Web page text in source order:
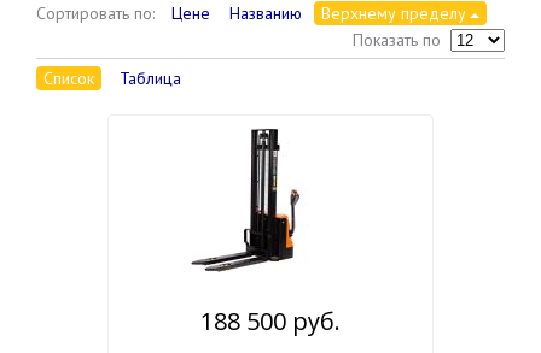
Сортировать по: Цене Названию
Верхнему пределу
Показать по
Список
Таблица
188 500 руб.